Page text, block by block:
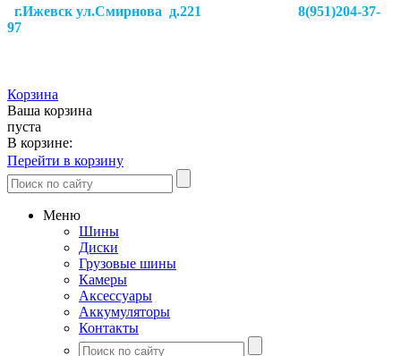
г.Ижевск ул.Смирнова д.221
8(951)204-37-
97
Корзина
Ваша корзина
пуста
В корзине:
Перейти в корзину
Меню
Шины
Диски
Грузовые шины
Камеры
Аксессуары
Аккумуляторы
Контакты